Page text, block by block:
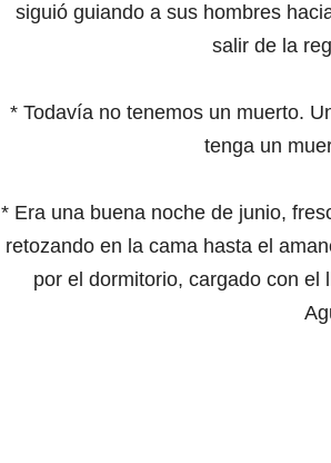
siguió guiando a sus hombres
salir de la
* Todavía no tenemos un muerto.
tenga un
* Era una buena noche de junio,
retozando en la cama hasta el
por el dormitorio, cargado con el